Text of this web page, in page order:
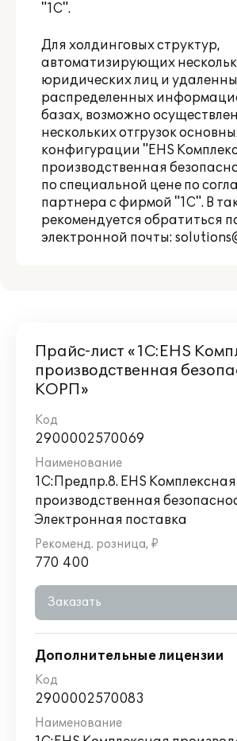
"1С".
Для холдинговых структур,
автоматизирующих
юридических лиц и
распределенных
базах, возможно
нескольких отгрузок
конфигурации "EHS
производственная
по специальной цене по
партнера с фирмой "1С". В
рекомендуется обратиться
электронной почты:
Прайс-лист «1С:EHS
производственная
КОРП»
2900002570069
1С:Предпр.8. EHS Комплексная
производственная
Электронная поставка
770 400
Заказать
Дополнительные лицензии
2900002570083